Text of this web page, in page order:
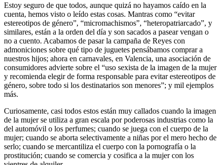
Estoy seguro de que todos, aunque quizá no hayamos caído en la
cuenta, hemos visto o leído estas cosas. Mantras como “evitar
estereotipos de género”, “micromachismos”, “heteropatriarcado”, y
similares, están a la orden del día y son sacados a pasear vengan o
no a cuento. Acabamos de pasar la campaña de Reyes con
admoniciones sobre qué tipo de juguetes pensábamos comprar a
nuestros hijos; ahora en carnavales, en Valencia, una asociación de
consumidores advierte sobre el “uso sexista de la imagen de la mujer
y recomienda elegir de forma responsable para evitar estereotipos de
género, sobre todo si los destinatarios son menores”; y mil ejemplos
más.
Curiosamente, casi todos estos están muy callados cuando la imagen
de la mujer se utiliza a gran escala por poderosas industrias como la
del automóvil o los perfumes; cuando se juega con el cuerpo de la
mujer; cuando se aborta selectivamente a niñas por el mero hecho de
serlo; cuando se mercantiliza el cuerpo con la pornografía o la
prostitución; cuando se comercia y cosifica a la mujer con los